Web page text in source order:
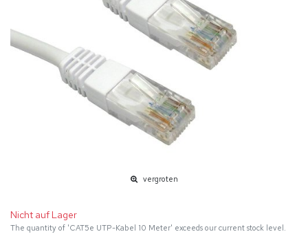
vergroten
Nicht auf Lager
The quantity of 'CAT5e UTP-Kabel 10 Meter' exceeds our current stock level.